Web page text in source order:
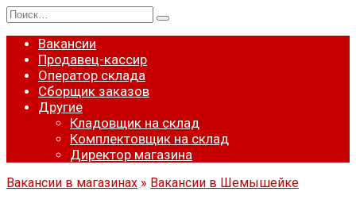
Перейти
к
содержанию
Search
for:
Вакансии
Продавец-кассир
Оператор склада
Сборщик заказов
Другие
Кладовщик на склад
Комплектовщик на склад
Директор магазина
Вакансии в магазинах » Вакансии в Шемышейке